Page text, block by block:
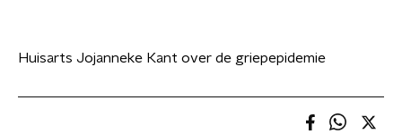
Huisarts Jojanneke Kant over de griepepidemie